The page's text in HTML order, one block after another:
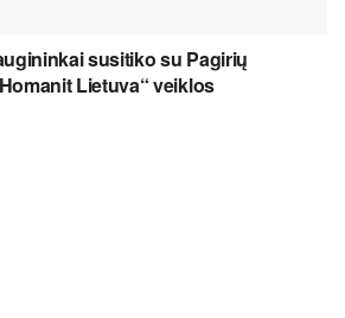
susitiko su Pagirių
Lietuva“ veiklos